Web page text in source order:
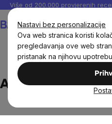
Nastavi bez personalizacije
Ova web stranica koristi
pregledavanja ove web
pristanak na njihovu
Preskoči
sadržaj
Više od 200.000 provjerenih
Adventure Menu
Adventure Menu